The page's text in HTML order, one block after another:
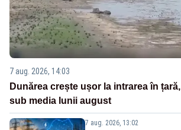
7 aug. 2026, 14:03
Dunărea crește ușor la intrarea în
sub media lunii august
7 aug. 2026, 13:02